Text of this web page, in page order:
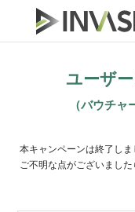
ユーザ
（バウチャ
本キャンペーンは終了しま
ご不明な点がございまし